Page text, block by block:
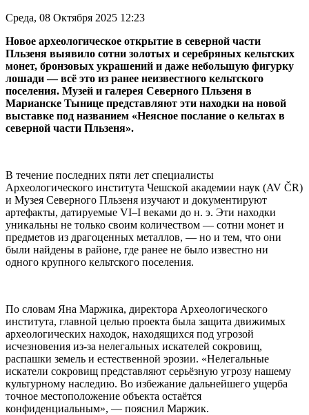
Среда, 08 Октября 2025 12:23
Новое археологическое открытие в северной части
Пльзеня выявило сотни золотых и серебряных кельтских
монет, бронзовых украшений и даже небольшую фигурку
лошади — всё это из ранее неизвестного кельтского
поселения. Музей и галерея Северного Пльзеня в
Марианске Тынице представляют эти находки на новой
выставке под названием «Неясное послание о кельтах в
северной части Пльзеня».
В течение последних пяти лет специалисты
Археологического института Чешской академии наук (AV ČR)
и Музея Северного Пльзеня изучают и документируют
артефакты, датируемые VI–I веками до н. э. Эти находки
уникальны не только своим количеством — сотни монет и
предметов из драгоценных металлов, — но и тем, что они
были найдены в районе, где ранее не было известно ни
одного крупного кельтского поселения.
По словам Яна Маржика, директора Археологического
института, главной целью проекта была защита движимых
археологических находок, находящихся под угрозой
исчезновения из-за нелегальных искателей сокровищ,
распашки земель и естественной эрозии. «Нелегальные
искатели сокровищ представляют серьёзную угрозу нашему
культурному наследию. Во избежание дальнейшего ущерба
точное местоположение объекта остаётся
конфиденциальным», — пояснил Маржик.